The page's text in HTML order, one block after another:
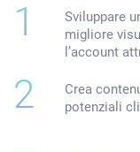
Sviluppare
migliore
l’account
Crea
potenziali